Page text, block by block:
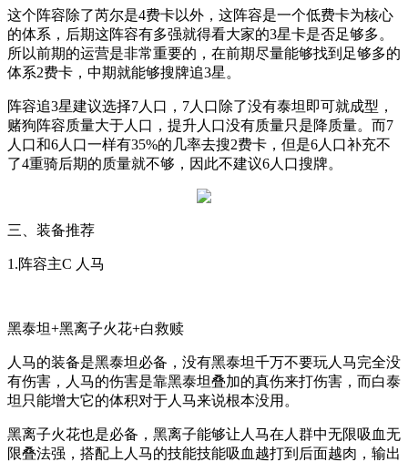
这个阵容除了芮尔是4费卡以外，这阵容是一个低费卡为核心
的体系，后期这阵容有多强就得看大家的3星卡是否足够多。
所以前期的运营是非常重要的，在前期尽量能够找到足够多的
体系2费卡，中期就能够搜牌追3星。
阵容追3星建议选择7人口， 7人口除了没有泰坦即可就成型，
赌狗阵容质量大于人口，提升人口没有质量只是降质量。而7
人口和6人口一样有35%的几率去搜2费卡，但是6人口补充不
了4重骑后期的质量就不够，因此不建议6人口搜牌。
三、装备推荐
1.阵容主C 人马
黑泰坦+黑离子火花+白救赎
人马的装备是黑泰坦必备，没有黑泰坦千万不要玩人马完全没
有伤害，人马的伤害是靠黑泰坦叠加的真伤来打伤害，而白泰
坦只能增大它的体积对于人马来说根本没用。
黑离子火花也是必备，黑离子能够让人马在人群中无限吸血无
限叠法强，搭配上人马的技能技能吸血越打到后面越肉，输出